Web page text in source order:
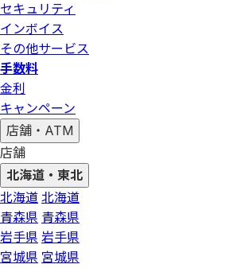
セキュリティ
インボイス
その他サービス
手数料
金利
キャンペーン
店舗・ATM
店舗
北海道・東北
北海道 北海道
青森県 青森県
岩手県 岩手県
宮城県 宮城県